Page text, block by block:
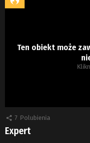
Ten obiekt może
7 Polubienia
Expert